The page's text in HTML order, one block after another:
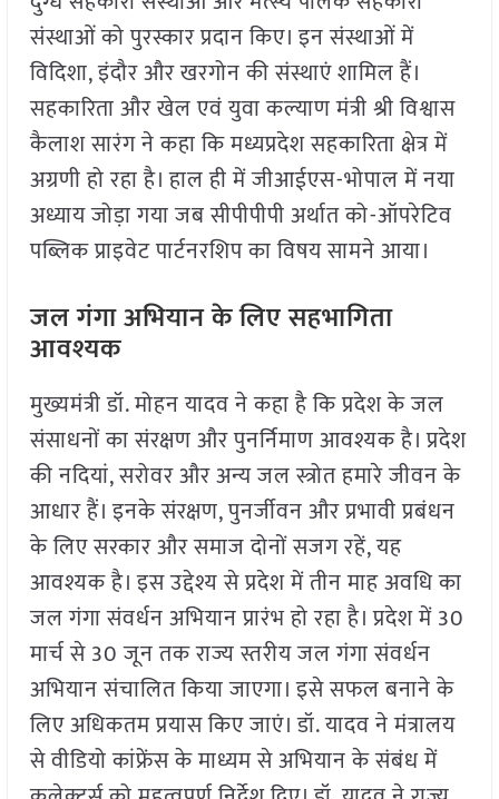
संस्थाओं को पुरस्कार प्रदान किए। इन संस्थाओं में
विदिशा, इंदौर और खरगोन की संस्थाएं शामिल हैं।
सहकारिता और खेल एवं युवा कल्याण मंत्री श्री विश्वास
कैलाश सारंग ने कहा कि मध्यप्रदेश सहकारिता क्षेत्र में
अग्रणी हो रहा है। हाल ही में जीआईएस-भोपाल में नया
अध्याय जोड़ा गया जब सीपीपीपी अर्थात को-ऑपरेटिव
पब्लिक प्राइवेट पार्टनरशिप का विषय सामने आया।
जल गंगा अभियान के लिए सहभागिता
आवश्यक
मुख्यमंत्री डॉ. मोहन यादव ने कहा है कि प्रदेश के जल
संसाधनों का संरक्षण और पुनर्निमाण आवश्यक है। प्रदेश
की नदियां, सरोवर और अन्य जल स्त्रोत हमारे जीवन के
आधार हैं। इनके संरक्षण, पुनर्जीवन और प्रभावी प्रबंधन
के लिए सरकार और समाज दोनों सजग रहें, यह
आवश्यक है। इस उद्देश्य से प्रदेश में तीन माह अवधि का
जल गंगा संवर्धन अभियान प्रारंभ हो रहा है। प्रदेश में 30
मार्च से 30 जून तक राज्य स्तरीय जल गंगा संवर्धन
अभियान संचालित किया जाएगा। इसे सफल बनाने के
लिए अधिकतम प्रयास किए जाएं। डॉ. यादव ने मंत्रालय
से वीडियो कांफ्रेंस के माध्यम से अभियान के संबंध में